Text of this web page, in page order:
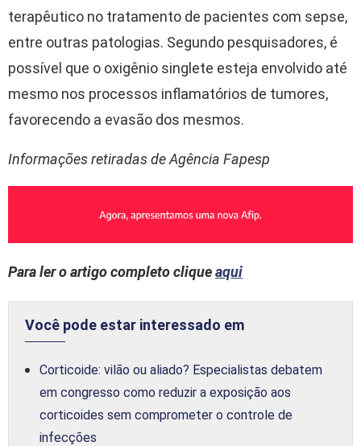
terapêutico no tratamento de pacientes com sepse,
entre outras patologias. Segundo pesquisadores, é
possível que o oxigênio singlete esteja envolvido até
mesmo nos processos inflamatórios de tumores,
favorecendo a evasão dos mesmos.
Informações retiradas de Agência Fapesp
Para ler o artigo completo cliqueaqui
Você pode estar interessado em
Corticoide: vilão ou aliado? Especialistas debatem
em congresso como reduzir a exposição aos
corticoides sem comprometer o controle de
infecções